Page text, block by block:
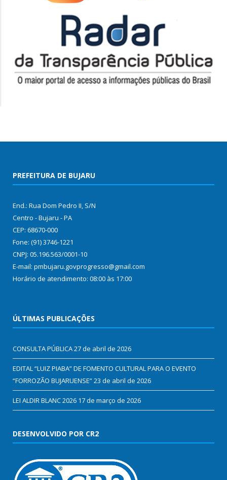
PREFEITURA DE BUJARU
End.: Rua Dom Pedro II, S/N
Centro - Bujaru - PA
CEP: 68670-000
Fone: (91) 3746-1221
CNPJ: 05.196.563/0001-10
E-mail: pmbujaru.govprogresso@gmail.com
Horário de atendimento: 08:00 às 17:00
ÚLTIMAS PUBLICAÇÕES
CONSULTA PÚBLICA27 de abril de 2026
EDITAL “LUIZ PIABA” DE FOMENTO CULTURAL PARA O EVENTO
“FORROZÃO BUJARUENSE”23 de abril de 2026
LEI ALDIR BLANC 2026 17 de março de 2026
DESENVOLVIDO POR CR2